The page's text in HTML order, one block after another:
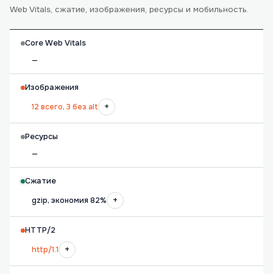
Web Vitals, сжатие, изображения, ресурсы и мобильность.
Core Web Vitals
—
Изображения
12 всего, 3 без alt
+
Ресурсы
—
Сжатие
gzip, экономия 82%
+
HTTP/2
http/1.1
+